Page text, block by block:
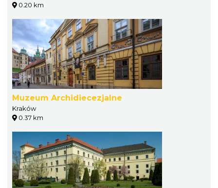
0.20 km
Muzeum Archidiecezjalne
Kraków
0.37 km